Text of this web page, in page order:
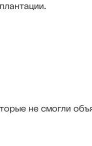
не смогли